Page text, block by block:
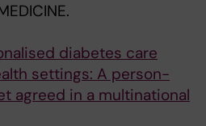
diabetes care
settings: A person-
agreed in a multinational